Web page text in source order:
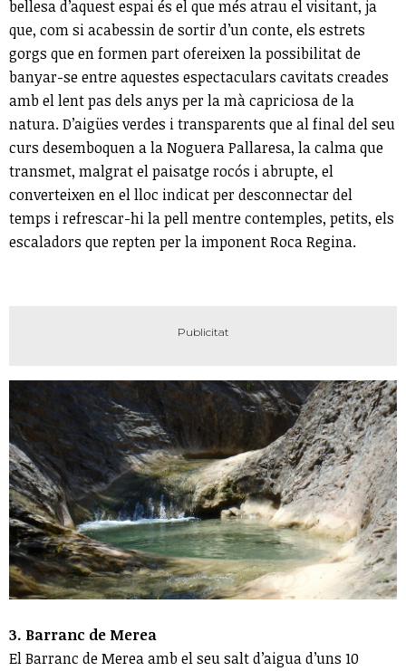
bellesa d’aquest espai és el que més atrau el visitant, ja
que, com si acabessin de sortir d’un conte, els estrets
gorgs que en formen part ofereixen la possibilitat de
banyar-se entre aquestes espectaculars cavitats creades
amb el lent pas dels anys per la mà capriciosa de la
natura. D’aigües verdes i transparents que al final del seu
curs desemboquen a la Noguera Pallaresa, la calma que
transmet, malgrat el paisatge rocós i abrupte, el
converteixen en el lloc indicat per desconnectar del
temps i refrescar-hi la pell mentre contemples, petits, els
escaladors que repten per la imponent Roca Regina.
3. Barranc de Merea
El Barranc de Merea amb el seu salt d’aigua d’uns 10